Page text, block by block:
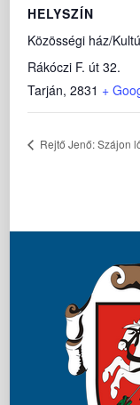
HELYSZÍN
Közösségi ház/
Rákóczi F. út 32.
Tarján, 2831 +
Rejtő Jenő: Szájon